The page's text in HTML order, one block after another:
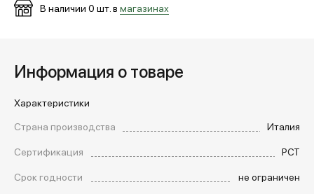
В наличии 0 шт. в магазинах
Информация о товаре
Характеристики
Страна производства
Италия
Сертификация
РСТ
Срок годности
не ограничен